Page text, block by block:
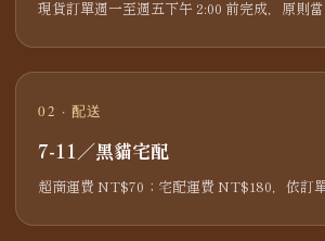
現貨訂單週一至週五下午 2:00 前完成，原則當
02 · 配送
7-11／黑貓宅配
超商運費 NT$70；宅配運費 NT$180，依訂單